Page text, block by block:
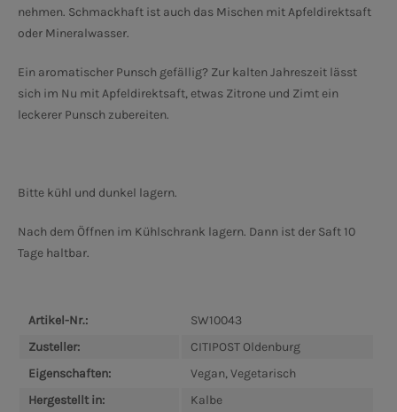
nehmen. Schmackhaft ist auch das Mischen mit Apfeldirektsaft
oder Mineralwasser.
Ein aromatischer Punsch gefällig? Zur kalten Jahreszeit lässt
sich im Nu mit Apfeldirektsaft, etwas Zitrone und Zimt ein
leckerer Punsch zubereiten.
Bitte kühl und dunkel lagern.
Nach dem Öffnen im Kühlschrank lagern. Dann ist der Saft 10
Tage haltbar.
Artikel-Nr.:
SW10043
Zusteller:
CITIPOST Oldenburg
Eigenschaften:
Vegan, Vegetarisch
Hergestellt in:
Kalbe